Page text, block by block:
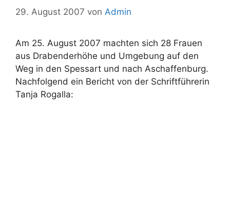
29. August 2007 von Admin
Am 25. August 2007 machten sich 28 Frauen
aus Drabenderhöhe und Umgebung auf den
Weg in den Spessart und nach Aschaffenburg.
Nachfolgend ein Bericht von der Schriftführerin
Tanja Rogalla: